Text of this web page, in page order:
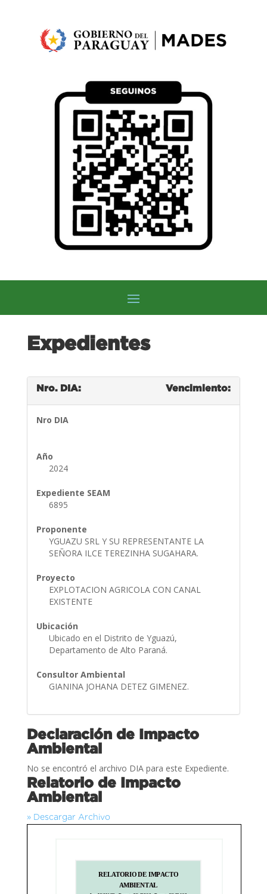
Expedientes
Nro. DIA: Vencimiento:
Nro DIA
Año
2024
Expediente SEAM
6895
Proponente
YGUAZU SRL Y SU REPRESENTANTE LA
SEÑORA ILCE TEREZINHA SUGAHARA.
Proyecto
EXPLOTACION AGRICOLA CON CANAL
EXISTENTE
Ubicación
Ubicado en el Distrito de Yguazú,
Departamento de Alto Paraná.
Consultor Ambiental
GIANINA JOHANA DETEZ GIMENEZ.
Declaración de Impacto
Ambiental
No se encontró el archivo DIA para este Expediente.
Relatorio de Impacto
Ambiental
» Descargar Archivo